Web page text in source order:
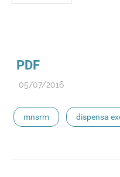
PDF
05/07/2016
mnsrm dispensa